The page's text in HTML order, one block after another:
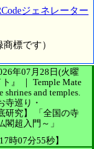
ジェネレーター
標です）
年07月28日(火曜
ト』 ｜ Temple Mate
shrines and temples.
寺巡り・
研究】
「全国の寺
超入門～」
時07分55秒】